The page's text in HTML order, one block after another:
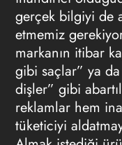
gerçek bilgiyi de
etmemiz
markanın itibar
gibi saçlar” ya
dişler” gibi
reklamlar hem
tüketiciyi